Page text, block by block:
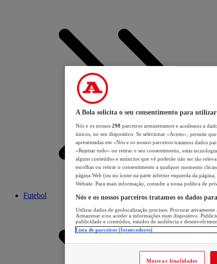
Futebol
A Bola solicita o seu consentimento para utilizar
Nós e os nossos 298 parceiros armazenamos e acedemos a
únicos, no seu dispositivo. Se selecionar «Aceito», permite
apresentadas em «Nós e os nossos parceiros tratamos dados
«Rejeitar tudo» ou retirar o seu consentimento, estas
alguns conteúdos e anúncios que vê poderão não ser tão
escolhas ou retirar o consentimento a qualquer momento
página Web (ou no ícone na parte inferior esquerda da página,
Website. Para mais informação, consulte a nossa política de
Nós e os nossos parceiros tratamos os dados
Utilizar dados de geolocalização precisos. Procurar
Armazenar e/ou aceder a informações num dispositivo.
publicidade e conteúdos, estudos de audiência e
Lista de parceiros (fornecedores)
Mostrar finalidades